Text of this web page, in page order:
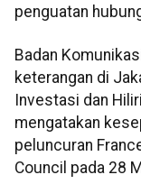
penguatan
Badan
keterangan di
Investasi dan
mengatakan
peluncuran
Council pada 28